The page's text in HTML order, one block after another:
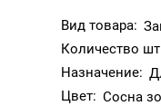
Вид товара:
Количество
Назначение:
Цвет: Сосна